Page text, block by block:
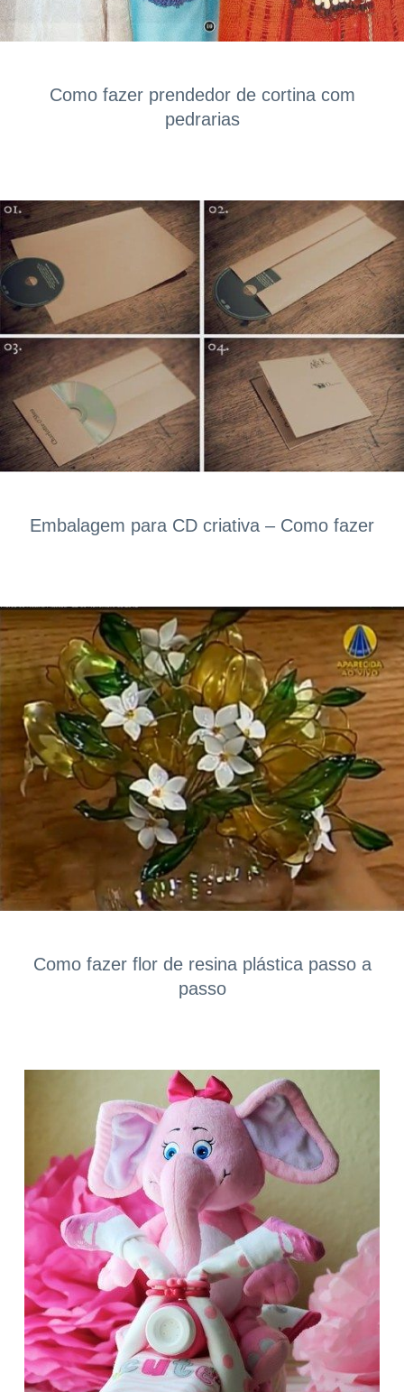
Como fazer prendedor de cortina com
pedrarias
Embalagem para CD criativa – Como fazer
Como fazer flor de resina plástica passo a
passo